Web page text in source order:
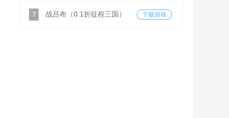
战吕布（0.1折征程三国） 下载游戏